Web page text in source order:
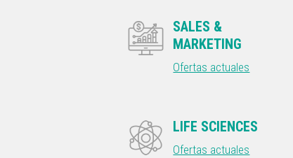
SALES &
MARKETING
Ofertas actuales
LIFE SCIENCES
Ofertas actuales